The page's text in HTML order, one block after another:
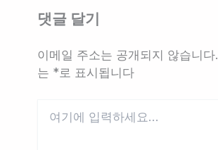
댓글 달기
이메일 주소는 공개되지 않습니다.
는 *로 표시됩니다